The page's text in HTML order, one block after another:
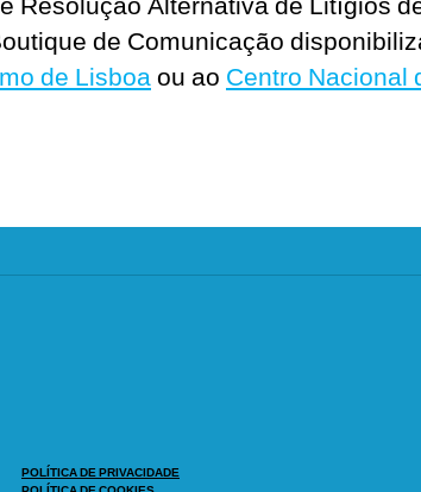
Resolução Alternativa de Litígios
de Comunicação
de Lisboaou ao Centro Nacional
POLÍTICA DE PRIVACIDADE